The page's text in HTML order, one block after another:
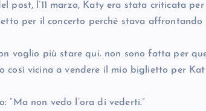
post, l’11 marzo, Katy era stata criticata
per il concerto perché stava affrontando
voglio più stare qui. non sono fatta per
così vicina a vendere il mio biglietto per
“Ma non vedo l’ora di vederti.”